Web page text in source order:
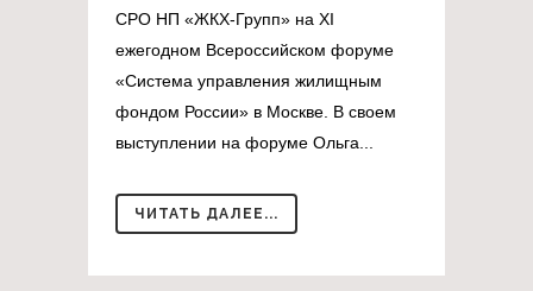
СРО НП «ЖКХ-Групп» на XI
ежегодном Всероссийском форуме
«Система управления жилищным
фондом России» в Москве. В своем
выступлении на форуме Ольга...
ЧИТАТЬ ДАЛЕЕ...